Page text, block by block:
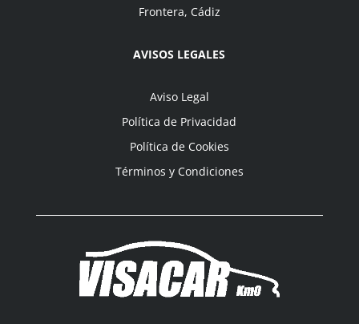
Frontera, Cádiz
AVISOS LEGALES
Aviso Legal
Política de Privacidad
Política de Cookies
Términos y Condiciones